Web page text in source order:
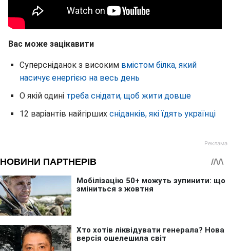
Вас може зацікавити
Суперсніданок з високим вмістом білка, який
насичує енергією на весь день
О якій одині треба снідати, щоб жити довше
12 варіантів найгірших сніданків, які їдять українці